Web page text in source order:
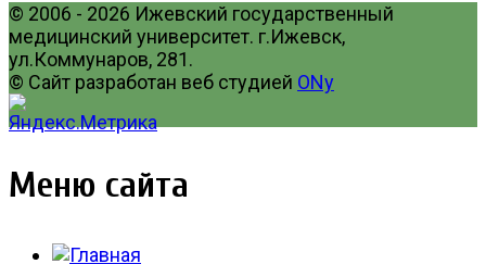
© 2006 - 2026 Ижевский государственный
медицинский университет. г.Ижевск,
ул.Коммунаров, 281.
© Сайт разработан веб студией ONy
Меню сайта